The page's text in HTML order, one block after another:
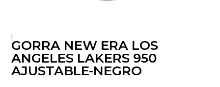
|
GORRA NEW ERA LOS
ANGELES LAKERS 950
AJUSTABLE-NEGRO